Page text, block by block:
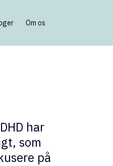
Om os
har
som
på